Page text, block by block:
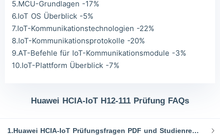
5.MCU-Grundlagen -17%
6.IoT OS Überblick -5%
7.IoT-Kommunikationstechnologien -22%
8.IoT-Kommunikationsprotokolle -20%
9.AT-Befehle für IoT-Kommunikationsmodule -3%
10.IoT-Plattform Überblick -7%
Huawei HCIA-IoT H12-111 Prüfung FAQs
1.Huawei HCIA-IoT Prüfungsfragen PDF und Studienressourcen